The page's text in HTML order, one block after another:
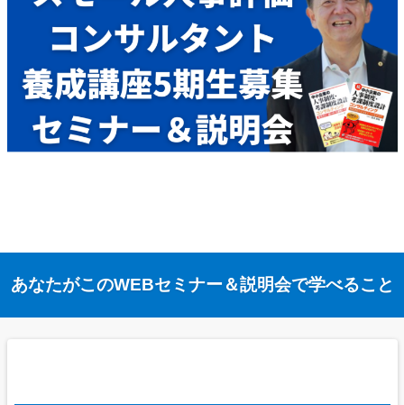
あなたがこのWEBセミナー＆説明会で学べること